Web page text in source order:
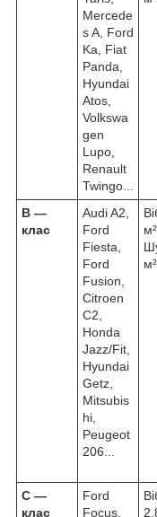
Mercede
s A, Ford
Ka, Fiat
Panda,
Hyundai
Atos,
Volkswa
gen
Lupo,
Renault
Twingo...
В ―
клас
Audi A2,
Ford
Fiesta,
Ford
Fusion,
Citroen
C2,
Honda
Jazz/Fit,
Hyundai
Getz,
Mitsubis
hi,
Peugeot
206...
м²
м²
С ―
клас
Ford
Focus,